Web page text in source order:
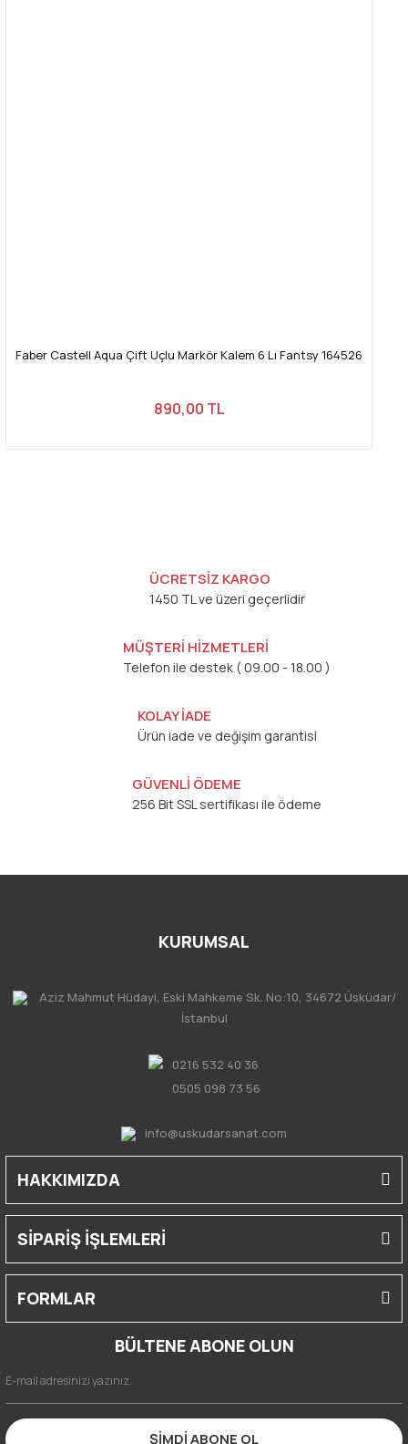
Faber Castell Aqua Çift Uçlu Markör Kalem 6 Lı Fantsy 164526
890,00 TL
ÜCRETSİZ KARGO
1450 TL ve üzeri geçerlidir
MÜŞTERİ HİZMETLERİ
Telefon ile destek ( 09.00 - 18.00 )
KOLAY İADE
Ürün iade ve değişim garantisi
GÜVENLİ ÖDEME
256 Bit SSL sertifikası ile ödeme
KURUMSAL
Aziz Mahmut Hüdayi, Eski Mahkeme Sk. No:10, 34672 Üsküdar/
İstanbul
0216 532 40 36
0505 098 73 56
info@uskudarsanat.com
HAKKIMIZDA
SİPARİŞ İŞLEMLERİ
FORMLAR
BÜLTENE ABONE OLUN
ŞİMDİ ABONE OL